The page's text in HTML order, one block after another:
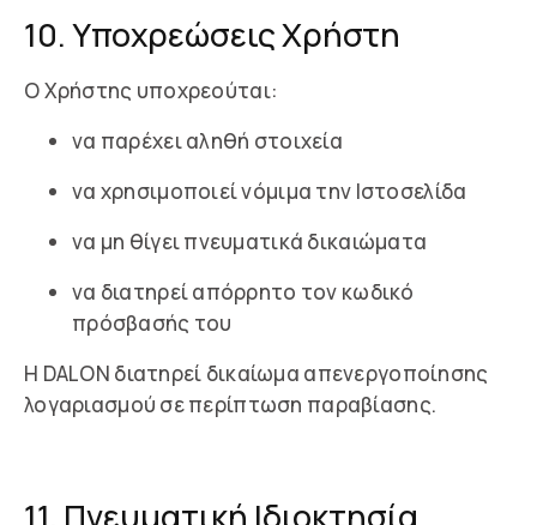
10. Υποχρεώσεις Χρήστη
Ο Χρήστης υποχρεούται:
να παρέχει αληθή στοιχεία
να χρησιμοποιεί νόμιμα την Ιστοσελίδα
να μη θίγει πνευματικά δικαιώματα
να διατηρεί απόρρητο τον κωδικό
πρόσβασής του
Η DALON διατηρεί δικαίωμα απενεργοποίησης
λογαριασμού σε περίπτωση παραβίασης.
11. Πνευματική Ιδιοκτησία